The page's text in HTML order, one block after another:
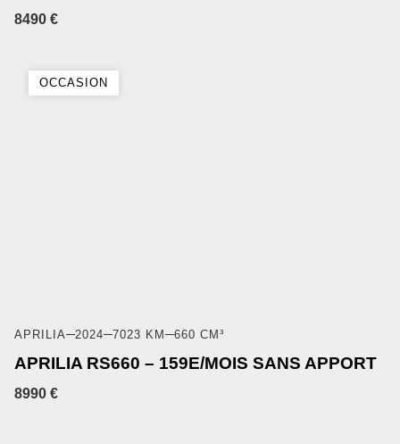
8490 €
OCCASION
APRILIA 2024 7023 KM 660 CM³
APRILIA RS660 – 159E/MOIS SANS APPORT
8990 €